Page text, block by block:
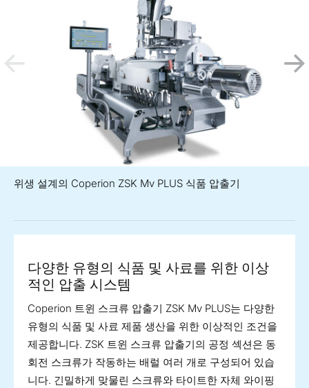
위생 설계의 Coperion ZSK Mv PLUS 식품 압출기
다양한 유형의 식품 및 사료를 위한 이상
적인 압출 시스템
Coperion 트윈 스크류 압출기 ZSK Mv PLUS는 다양한
유형의 식품 및 사료 제품 생산을 위한 이상적인 조건을
제공합니다. ZSK 트윈 스크류 압출기의 공정 섹션은 동
회전 스크류가 작동하는 배럴 여러 개로 구성되어 있습
니다. 긴밀하게 맞물린 스크류와 타이트한 자체 와이핑